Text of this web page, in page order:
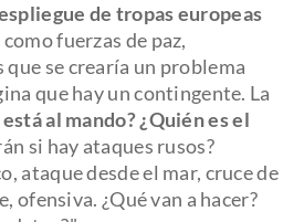
de tropas europeas
como fuerzas de paz,
que se crearía un problema
que hay un contingente. La
al mando? ¿Quién es el
si hay ataques rusos?
ataque desde el mar, cruce de
ofensiva. ¿Qué van a hacer?